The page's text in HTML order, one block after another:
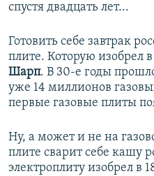
спустя двадцать лет...
Готовить себе завтрак
плите. Которую изобрел
Шарп. В 30-е годы
уже 14 миллионов
первые газовые плиты
Ну, а может и не на
плите сварит себе кашу
электроплиту изобрел в